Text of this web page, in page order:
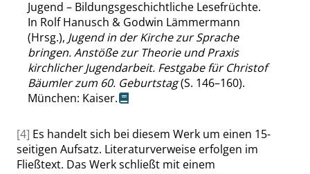
Jugend – Bildungsgeschichtliche Lesefrüchte.
In Rolf Hanusch & Godwin Lämmermann
(Hrsg.), Jugend in der Kirche zur Sprache
bringen. Anstöße zur Theorie und Praxis
kirchlicher Jugendarbeit. Festgabe für Christof
Bäumler zum 60. Geburtstag(S. 146–160).
München: Kaiser.
[4] Es handelt sich bei diesem Werk um einen 15-
seitigen Aufsatz. Literaturverweise erfolgen im
Fließtext. Das Werk schließt mit einem